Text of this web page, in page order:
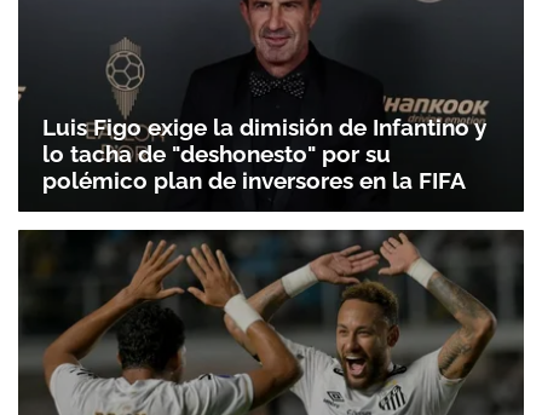
Luis Figo exige la dimisión de Infantino y
lo tacha de "deshonesto" por su
polémico plan de inversores en la FIFA